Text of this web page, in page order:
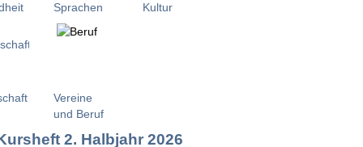
Sprachen
Vereine
und Beruf
Kultur
2. Halbjahr 2026